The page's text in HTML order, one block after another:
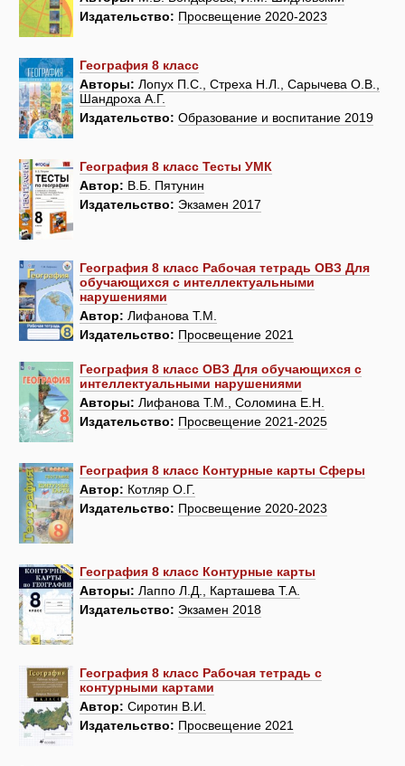
Издательство: Просвещение 2020-2023
География 8 класс
Авторы: Лопух П.С., Стреха Н.Л., Сарычева О.В.,
Шандроха А.Г.
Издательство: Образование и воспитание 2019
География 8 класс Тесты УМК
Автор: В.Б. Пятунин
Издательство: Экзамен 2017
География 8 класс Рабочая тетрадь ОВЗ Для
обучающихся с интеллектуальными
нарушениями
Автор: Лифанова Т.М.
Издательство: Просвещение 2021
География 8 класс ОВЗ Для обучающихся с
интеллектуальными нарушениями
Авторы: Лифанова Т.М., Соломина Е.Н.
Издательство: Просвещение 2021-2025
География 8 класс Контурные карты Сферы
Автор: Котляр О.Г.
Издательство: Просвещение 2020-2023
География 8 класс Контурные карты
Авторы: Лаппо Л.Д., Карташева Т.А.
Издательство: Экзамен 2018
География 8 класс Рабочая тетрадь с
контурными картами
Автор: Сиротин В.И.
Издательство: Просвещение 2021